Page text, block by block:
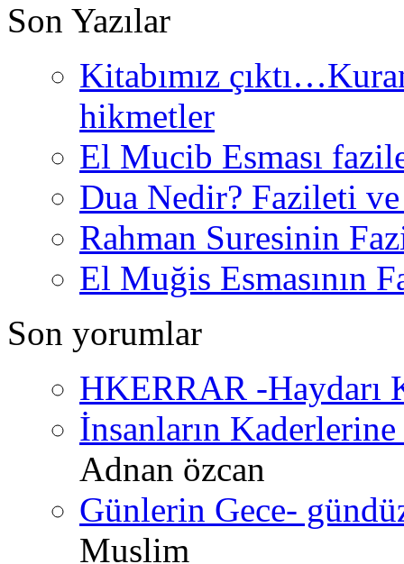
Son Yazılar
Kitabımız
hikmetler
El Mucib Esması
Dua Nedir? Fazileti
Rahman Suresinin
El Muğis Esmasının
Son yorumlar
HKERRAR -Haydarı
İnsanların
Adnan özcan
Günlerin Gece-
Muslim